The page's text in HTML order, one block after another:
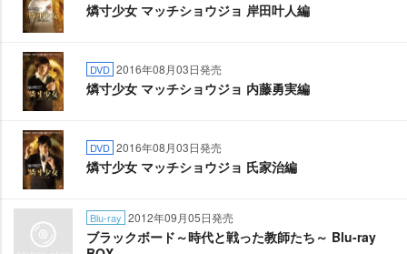
燐寸少女 マッチショウジョ 岸田叶人編
DVD 2016年08月03日発売
燐寸少女 マッチショウジョ 内藤勇実編
DVD 2016年08月03日発売
燐寸少女 マッチショウジョ 氏家治編
Blu-ray 2012年09月05日発売
ブラックボード～時代と戦った教師たち～ Blu-ray